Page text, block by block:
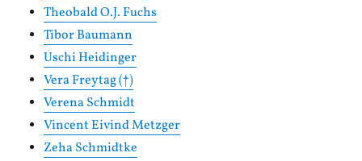
Theobald O.J. Fuchs
Tibor Baumann
Uschi Heidinger
Vera Freytag (†)
Verena Schmidt
Vincent Eivind Metzger
Zeha Schmidtke